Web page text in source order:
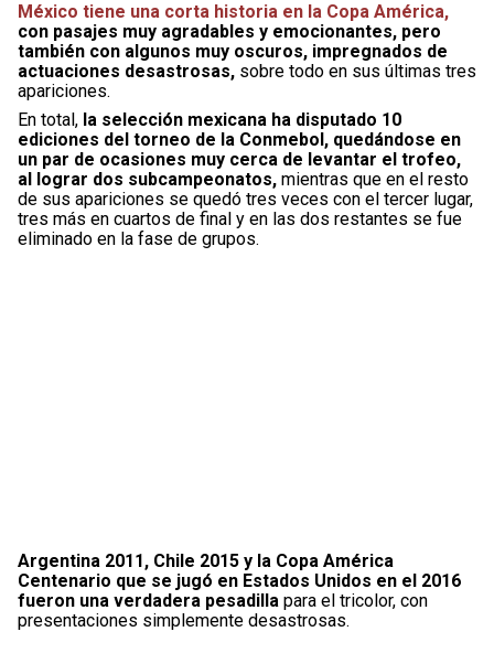
México tiene una corta historia en la Copa América,
con pasajes muy agradables y emocionantes, pero
también con algunos muy oscuros, impregnados de
actuaciones desastrosas, sobre todo en sus últimas tres
apariciones.
En total, la selección mexicana ha disputado 10
ediciones del torneo de la Conmebol, quedándose en
un par de ocasiones muy cerca de levantar el trofeo,
al lograr dos subcampeonatos, mientras que en el resto
de sus apariciones se quedó tres veces con el tercer lugar,
tres más en cuartos de final y en las dos restantes se fue
eliminado en la fase de grupos.
Argentina 2011, Chile 2015 y la Copa América
Centenario que se jugó en Estados Unidos en el 2016
fueron una verdadera pesadilla para el tricolor, con
presentaciones simplemente desastrosas.